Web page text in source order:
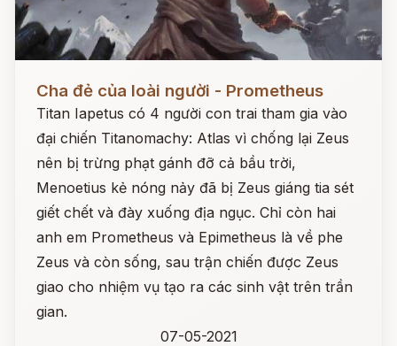
Cha đẻ của loài người - Prometheus
Titan Iapetus có 4 người con trai tham gia vào
đại chiến Titanomachy: Atlas vì chống lại Zeus
nên bị trừng phạt gánh đỡ cả bầu trời,
Menoetius kẻ nóng nảy đã bị Zeus giáng tia sét
giết chết và đày xuống địa ngục. Chỉ còn hai
anh em Prometheus và Epimetheus là về phe
Zeus và còn sống, sau trận chiến được Zeus
giao cho nhiệm vụ tạo ra các sinh vật trên trần
gian.
07-05-2021